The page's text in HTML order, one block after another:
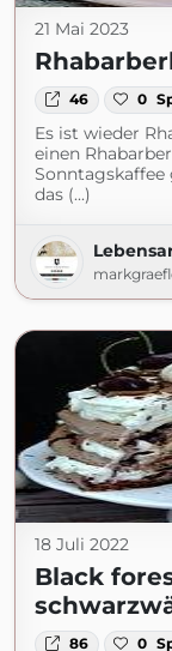
21 Mai 2023
46 0
Es ist wieder
einen
Sonntagskaffee
das (...)
18 Juli 2022
Black
86 0